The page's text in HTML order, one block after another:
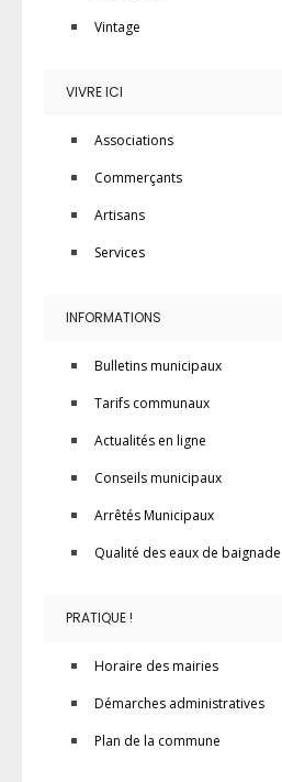
Vintage
VIVRE ICI
Associations
Commerçants
Artisans
Services
INFORMATIONS
Bulletins municipaux
Tarifs communaux
Actualités en ligne
Conseils municipaux
Arrêtés Municipaux
Qualité des eaux de baignade
PRATIQUE !
Horaire des mairies
Démarches administratives
Plan de la commune